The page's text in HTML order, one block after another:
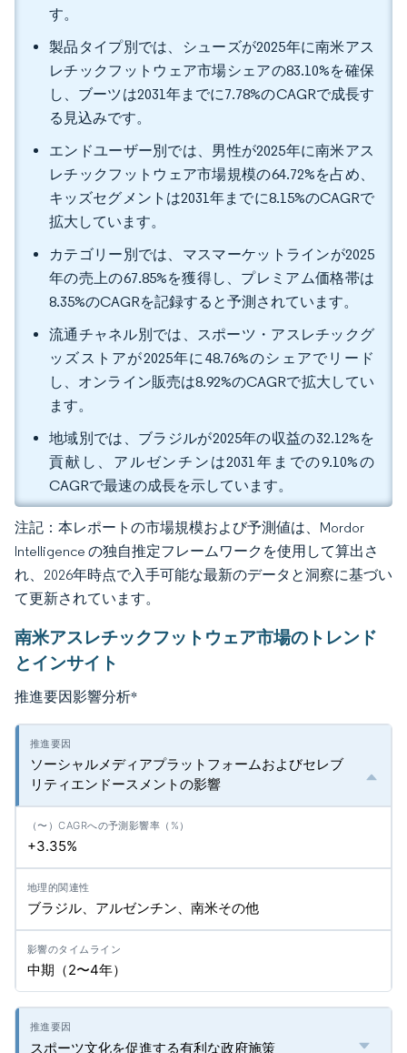
す。
製品タイプ別では、シューズが2025年に南米アス
レチックフットウェア市場シェアの83.10%を確保
し、ブーツは2031年までに7.78%のCAGRで成長す
る見込みです。
エンドユーザー別では、男性が2025年に南米アス
レチックフットウェア市場規模の64.72%を占め、
キッズセグメントは2031年までに8.15%のCAGRで
拡大しています。
カテゴリー別では、マスマーケットラインが2025
年の売上の67.85%を獲得し、プレミアム価格帯は
8.35%のCAGRを記録すると予測されています。
流通チャネル別では、スポーツ・アスレチックグ
ッズストアが2025年に48.76%のシェアでリード
し、オンライン販売は8.92%のCAGRで拡大してい
ます。
地域別では、ブラジルが2025年の収益の32.12%を
貢献し、アルゼンチンは2031年までの9.10%の
CAGRで最速の成長を示しています。
注記：本レポートの市場規模および予測値は、Mordor
Intelligence の独自推定フレームワークを使用して算出さ
れ、2026年時点で入手可能な最新のデータと洞察に基づい
て更新されています。
南米アスレチックフットウェア市場のトレンド
とインサイト
推進要因影響分析*
ソーシャルメディアプラットフォームおよびセレブ
リティエンドースメントの影響
+3.35%
ブラジル、アルゼンチン、南米その他
中期（2〜4年）
スポーツ文化を促進する有利な政府施策